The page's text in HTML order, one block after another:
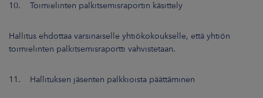
10. Toimielinten palkitsemisraportin käsittely
Hallitus ehdottaa varsinaiselle yhtiökokoukselle, että yhtiön
toimielinten palkitsemisraportti vahvistetaan.
11. Hallituksen jäsenten palkkioista päättäminen